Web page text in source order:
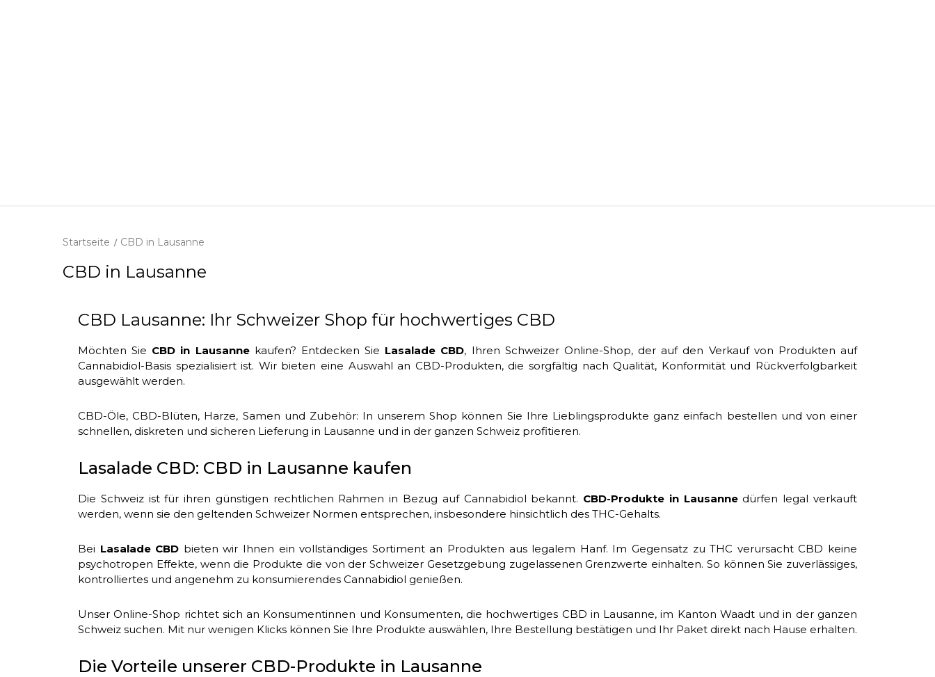
Startseite CBD in Lausanne
CBD in Lausanne
CBD Lausanne: Ihr Schweizer Shop für hochwertiges CBD
Möchten Sie CBD in Lausannekaufen? Entdecken Sie Lasalade CBD, Ihren Schweizer Online-Shop, der auf den Verkauf von Produkten auf
Cannabidiol-Basis spezialisiert ist. Wir bieten eine Auswahl an CBD-Produkten, die sorgfältig nach Qualität, Konformität und Rückverfolgbarkeit
ausgewählt werden.
CBD-Öle, CBD-Blüten, Harze, Samen und Zubehör: In unserem Shop können Sie Ihre Lieblingsprodukte ganz einfach bestellen und von einer
schnellen, diskreten und sicheren Lieferung in Lausanne und in der ganzen Schweiz profitieren.
Lasalade CBD: CBD in Lausanne kaufen
Die Schweiz ist für ihren günstigen rechtlichen Rahmen in Bezug auf Cannabidiol bekannt. CBD-Produkte in Lausannedürfen legal verkauft
werden, wenn sie den geltenden Schweizer Normen entsprechen, insbesondere hinsichtlich des THC-Gehalts.
Bei Lasalade CBD bieten wir Ihnen ein vollständiges Sortiment an Produkten aus legalem Hanf. Im Gegensatz zu THC verursacht CBD keine
psychotropen Effekte, wenn die Produkte die von der Schweizer Gesetzgebung zugelassenen Grenzwerte einhalten. So können Sie zuverlässiges,
kontrolliertes und angenehm zu konsumierendes Cannabidiol genießen.
Unser Online-Shop richtet sich an Konsumentinnen und Konsumenten, die hochwertiges CBD in Lausanne, im Kanton Waadt und in der ganzen
Schweiz suchen. Mit nur wenigen Klicks können Sie Ihre Produkte auswählen, Ihre Bestellung bestätigen und Ihr Paket direkt nach Hause erhalten.
Die Vorteile unserer CBD-Produkte in Lausanne